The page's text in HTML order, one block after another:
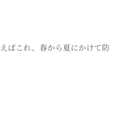
これ、春から夏にかけて防